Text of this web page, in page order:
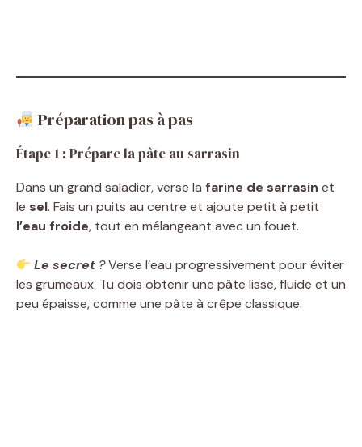
Préparation pas à pas
Étape 1 : Prépare la pâte au sarrasin
Dans un grand saladier, verse la farine de sarrasin et
le sel. Fais un puits au centre et ajoute petit à petit
l’eau froide, tout en mélangeant avec un fouet.
Le secret ?Verse l’eau progressivement pour éviter
les grumeaux. Tu dois obtenir une pâte lisse, fluide et un
peu épaisse, comme une pâte à crêpe classique.